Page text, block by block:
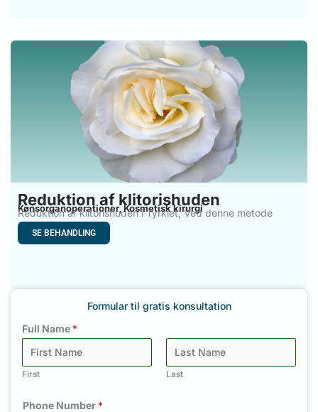
Reduktion af klitorishuden
Kønsorganoperationer,Kosmetisk kirurgi
Reduktion af klitorishuden i Tyrkiet, Ved denne metode
fjernes det
SE BEHANDLING
Formular til gratis konsultation
Full Name *
First Last
Phone Number *